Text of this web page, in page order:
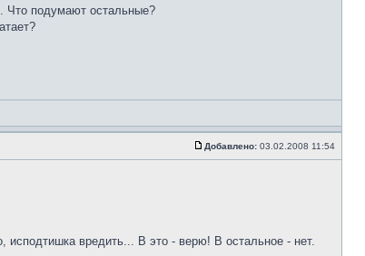
Что подумают остальные?
Добавлено: 03.02.2008 11:54
вредить... В это - верю! В остальное - нет.